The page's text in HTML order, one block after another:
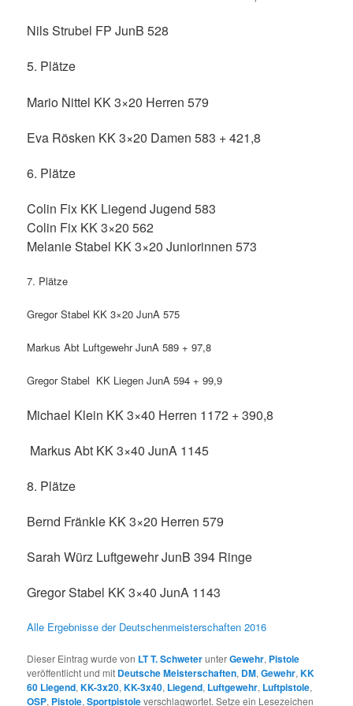
Nils Strubel FP JunB 528
5. Plätze
Mario Nittel KK 3×20 Herren 579
Eva Rösken KK 3×20 Damen 583 + 421,8
6. Plätze
Colin Fix KK Liegend Jugend 583
Colin Fix KK 3×20 562
Melanie Stabel KK 3×20 Juniorinnen 573
7. Plätze
Gregor Stabel KK 3×20 JunA 575
Markus Abt Luftgewehr JunA 589 + 97,8
Gregor Stabel KK Liegen JunA 594 + 99,9
Michael Klein KK 3×40 Herren 1172 + 390,8
Markus Abt KK 3×40 JunA 1145
8. Plätze
Bernd Fränkle KK 3×20 Herren 579
Sarah Würz Luftgewehr JunB 394 Ringe
Gregor Stabel KK 3×40 JunA 1143
Alle Ergebnisse der Deutschenmeisterschaften 2016
Dieser Eintrag wurde von LT T. SchweterunterGewehr, Pistole
veröffentlicht und mit Deutsche Meisterschaften, DM,Gewehr,KK
60 Liegend,KK-3x20,KK-3x40, Liegend, Luftgewehr, Luftpistole,
OSP, Pistole,Sportpistoleverschlagwortet. Setze ein Lesezeichen